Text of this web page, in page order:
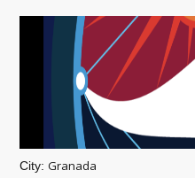
City:Granada